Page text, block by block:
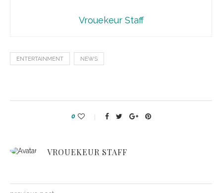
Vrouekeur Staff
ENTERTAINMENT NEWS
0
VROUEKEUR STAFF